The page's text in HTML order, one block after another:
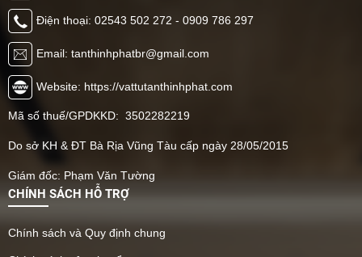
Điện thoại: 02543 502 272 - 0909 786 297
Email: tanthinhphatbr@gmail.com
Website: https://vattutanthinhphat.com
Mã số thuế/GPDKKD: 3502282219
Do sở KH & ĐT Bà Rịa Vũng Tàu cấp ngày 28/05/2015
Giám đốc: Phạm Văn Tường
CHÍNH SÁCH HỖ TRỢ
Chính sách và Quy định chung